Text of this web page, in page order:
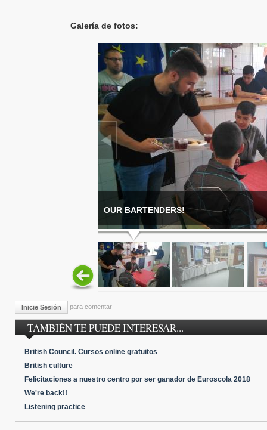
Galería de fotos:
OUR BARTENDERS!
Inicie Sesión para comentar
TAMBIÉN TE PUEDE INTERESAR...
British Council. Cursos online gratuitos
British culture
Felicitaciones a nuestro centro por ser ganador de Euroscola 2018
We're back!!
Listening practice